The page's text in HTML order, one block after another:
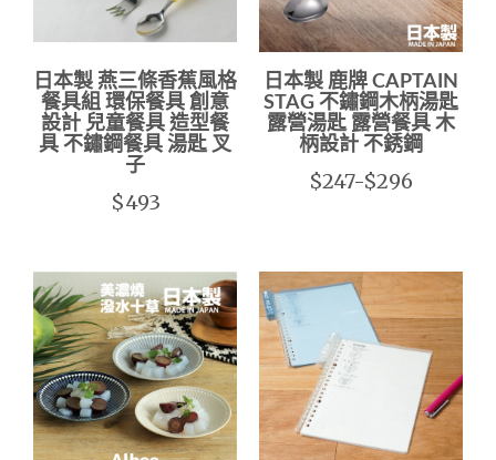
日本製 燕三條香蕉風格
餐具組 環保餐具 創意
設計 兒童餐具 造型餐
具 不鏽鋼餐具 湯匙 叉
子
$493
日本製 鹿牌 CAPTAIN
STAG 不鏽鋼木柄湯匙
露營湯匙 露營餐具 木
柄設計 不銹鋼
$247-$296